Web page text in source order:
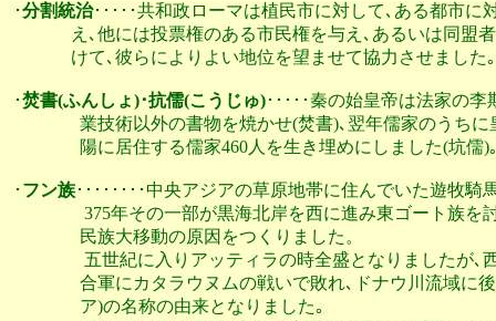
･分割統治･････共和政ローマは植民市に対して､ある都市
え､他には投票権のある市民権を与え､あるいは同
              けて､彼らによりよい地位を望ませて協力させました｡
･焚書(ふんしょ)･抗儒(こうじゅ)･････秦の始皇帝は法家の
業技術以外の書物を焼かせ(焚書)､翌年儒家のう
陽に居住する儒家460人を生き埋めにしました(坑儒)
･ フン族････････中央アジアの草原地帯に住んでいた遊牧
375年その一部が黒海北岸を西に進み東ゴート
                民族大移動の原因をつくりました。
五世紀に入りアッティラの時全盛となりました
合軍にカタラウヌムの戦いで敗れ､ドナウ川流域
                ア)の名称の由来となりました｡